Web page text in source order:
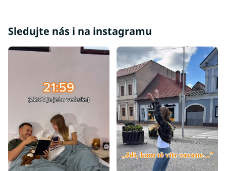
Sledujte nás i na instagramu